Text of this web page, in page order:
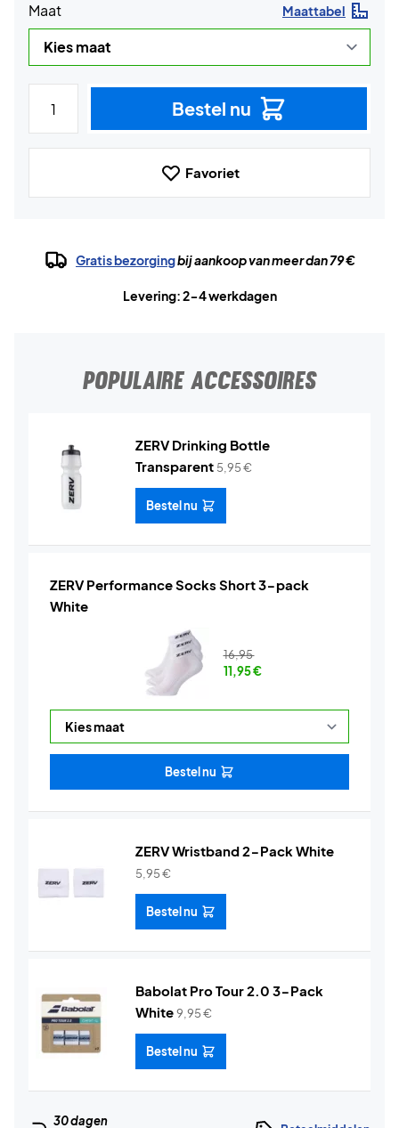
Maat Maattabel
Bestel nu
Favoriet
Gratis bezorgingbij aankoop van meer dan 79 €
Levering: 2-4 werkdagen
POPULAIRE ACCESSOIRES
ZERV Drinking Bottle
Transparent 5,95€
Bestel nu
ZERV Performance Socks Short 3-pack
White
16,95
11,95€
Bestel nu
ZERV Wristband 2-Pack White
5,95€
Bestel nu
Babolat Pro Tour 2.0 3-Pack
White9,95€
Bestel nu
30 dagen